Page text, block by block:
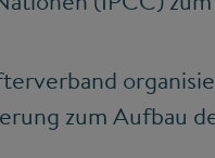
zum Aufbau